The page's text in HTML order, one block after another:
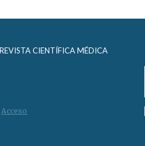
CIENTÍFICA MÉDICA
Acceso